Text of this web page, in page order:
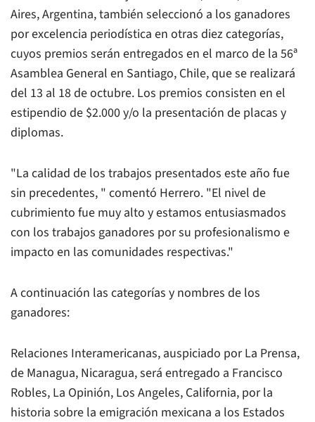
Aires, Argentina, también seleccionó a los ganadores
por excelencia periodística en otras diez categorías,
cuyos premios serán entregados en el marco de la 56ª
Asamblea General en Santiago, Chile, que se realizará
del 13 al 18 de octubre. Los premios consisten en el
estipendio de $2.000 y/o la presentación de placas y
diplomas.
"La calidad de los trabajos presentados este año fue
sin precedentes, " comentó Herrero. "El nivel de
cubrimiento fue muy alto y estamos entusiasmados
con los trabajos ganadores por su profesionalismo e
impacto en las comunidades respectivas."
A continuación las categorías y nombres de los
ganadores:
Relaciones Interamericanas, auspiciado por La Prensa,
de Managua, Nicaragua, será entregado a Francisco
Robles, La Opinión, Los Angeles, California, por la
historia sobre la emigración mexicana a los Estados